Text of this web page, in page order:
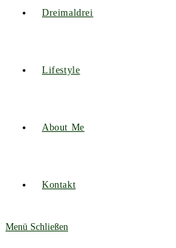
Dreimaldrei
Lifestyle
About Me
Kontakt
Menü Schließen